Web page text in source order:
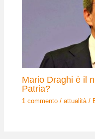
Mario Draghi è il
Patria?
1 commento /attualità /